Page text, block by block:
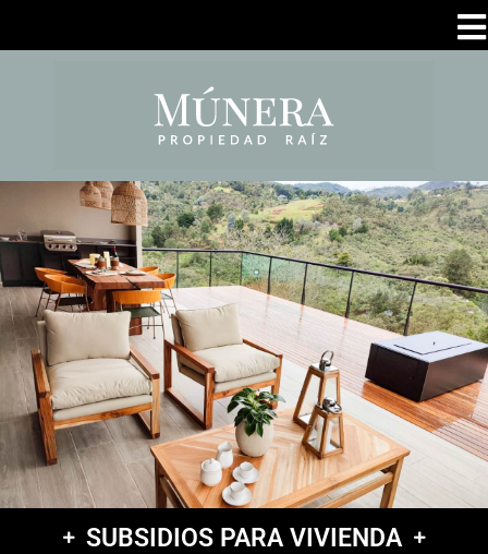
SUBSIDIOS PARA VIVIENDA